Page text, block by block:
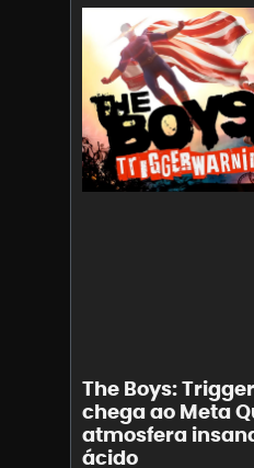
The Boys:
chega ao Meta
atmosfera
ácido